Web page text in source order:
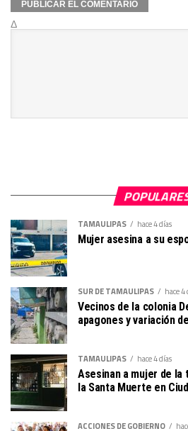
Δ
TAMAULIPAS hace 4 días
Mujer asesina a su
SUR DE TAMAULIPAS hace 4
Vecinos de la colonia
apagones y variación
TAMAULIPAS hace 4 días
Asesinan a mujer de la
la Santa Muerte en
ACCIONES DE GOBIERNO